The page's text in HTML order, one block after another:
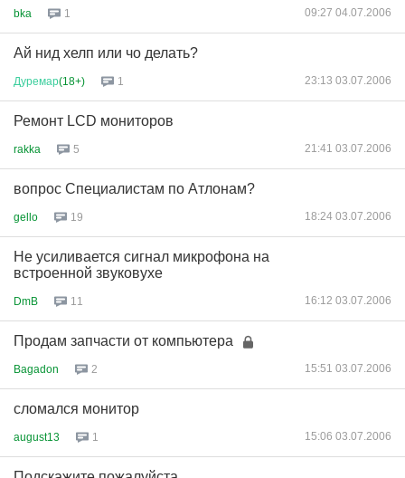
bka 1 09:27 04.07.2006
Ай нид хелп или чо делать?
Дуремар(18+) 1 23:13 03.07.2006
Ремонт LCD мониторов
rakka 5 21:41 03.07.2006
вопрос Специалистам по Атлонам?
gello 19 18:24 03.07.2006
Не усиливается сигнал микрофона на
встроенной звуковухе
DmB 11 16:12 03.07.2006
Продам запчасти от компьютера
Bagadon 2 15:51 03.07.2006
сломался монитор
august13 1 15:06 03.07.2006